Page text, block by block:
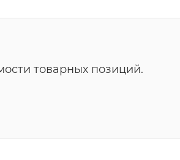
товарных позиций.